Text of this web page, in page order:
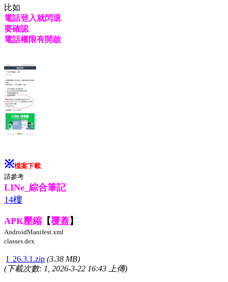
比如
電話登入就閃退
要確認
電話權限有開啟
※檔案下載
請參考
LINe_綜合筆記
14樓
APK壓縮 【覆蓋】
AndroidManifest.xml
classes.dex
I_26.3.1.zip (3.38 MB)
(下載次數: 1, 2026-3-22 16:43 上傳)